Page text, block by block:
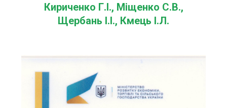
Кириченко Г.І., Міщенко С.В.,
Щербань І.І., Кмець І.Л.